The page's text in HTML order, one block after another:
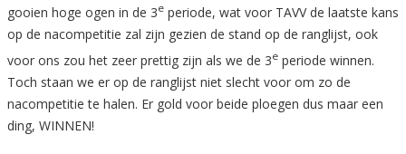
gooien hoge ogen in de 3e periode, wat voor TAVV de laatste kans
op de nacompetitie zal zijn gezien de stand op de ranglijst, ook
voor ons zou het zeer prettig zijn als we de 3e periode winnen.
Toch staan we er op de ranglijst niet slecht voor om zo de
nacompetitie te halen. Er gold voor beide ploegen dus maar een
ding, WINNEN!